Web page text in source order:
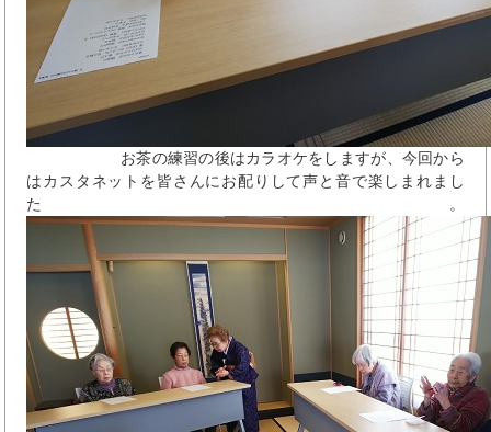
お茶の練習の後はカラオケをしますが、今回から
はカスタネットを皆さんにお配りして声と音で楽しまれまし
た。